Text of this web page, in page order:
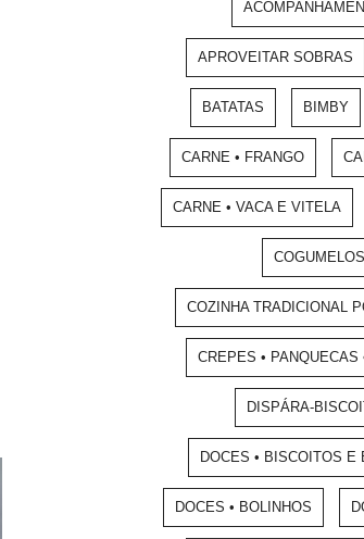
APROVEITAR SOBRAS
BATATAS BIMBY
CARNE • FRANGO
CARNE • VACA E VITELA
COGUMELOS
COZINHA TRADICIONAL
CREPES • PANQUECAS
DISPÁRA-
DOCES • BISCOITOS E
DOCES • BOLINHOS